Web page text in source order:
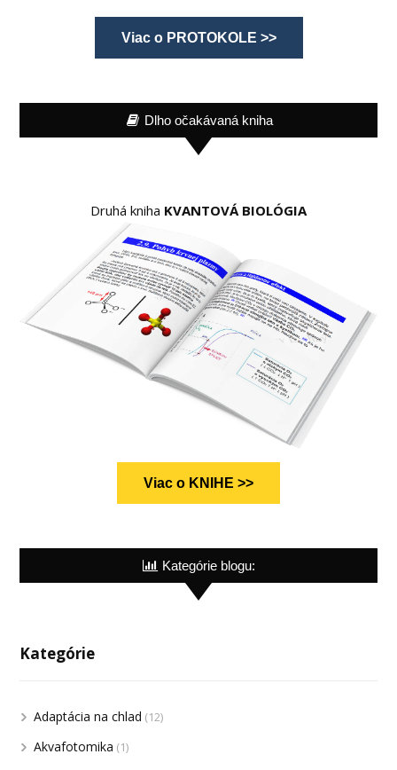
Viac o PROTOKOLE >>
Dlho očakávaná kniha
Druhá kniha KVANTOVÁ BIOLÓGIA
Viac o KNIHE >>
Kategórie blogu:
Kategórie
Adaptácia na chlad (12)
Akvafotomika (1)